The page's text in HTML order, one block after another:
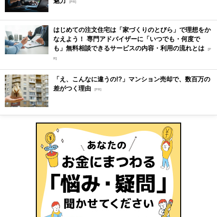
[PR]
はじめての注文住宅は「家づくりのとびら」で理想をか
なえよう！ 専門アドバイザーに「いつでも・何度で
も」無料相談できるサービスの内容・利用の流れとは [P
R]
「え、こんなに違うの!?」マンション売却で、数百万の
差がつく理由 [PR]